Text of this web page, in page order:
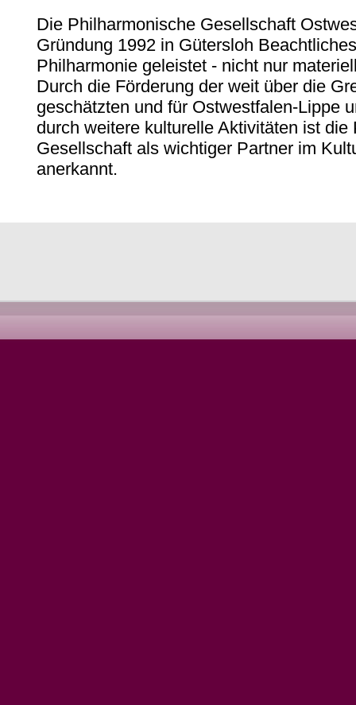
Die Philharmonische Gesellschaft
Gründung 1992 in Gütersloh
Philharmonie geleistet - nicht nur
Durch die Förderung der weit über die
geschätzten und für Ostwestfalen-Lippe
durch weitere kulturelle Aktivitäten ist die
Gesellschaft als wichtiger Partner im
anerkannt.